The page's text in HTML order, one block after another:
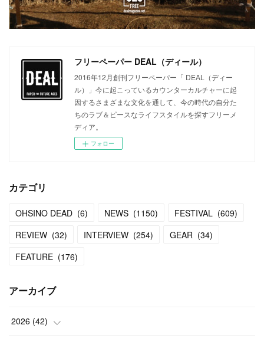
フリーペーパー DEAL（ディール）
2016年12月創刊フリーペーパー「 DEAL（ディー
ル）」今に起こっているカウンターカルチャーに起
因するさまざまな文化を通して、今の時代の自分た
ちのラブ＆ピースなライフスタイルを探すフリーメ
ディア。
フォロー
カテゴリ
OHSINO DEAD (6) NEWS (1150) FESTIVAL (609)
REVIEW (32) INTERVIEW (254) GEAR (34)
FEATURE (176)
アーカイブ
2026 (42)